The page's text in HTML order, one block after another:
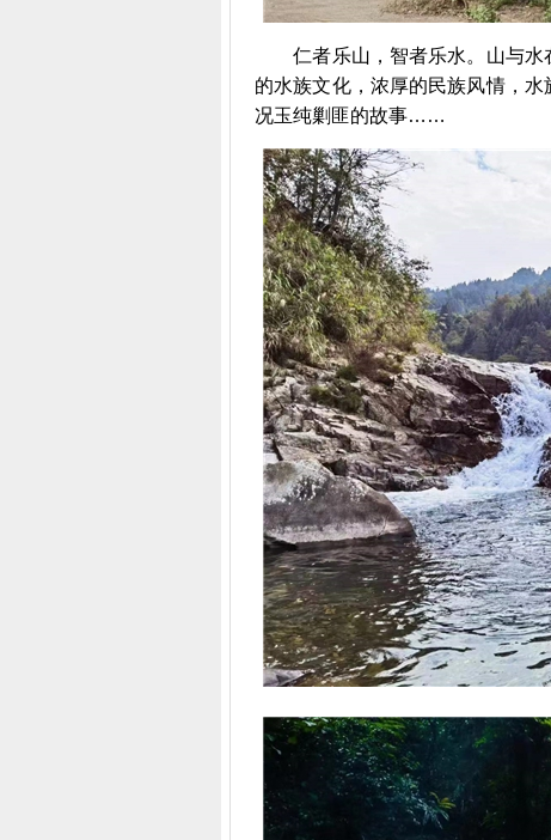
仁者乐山，智者乐水。山与水
的水族文化，浓厚的民族风情，
况玉纯剿匪的故事……